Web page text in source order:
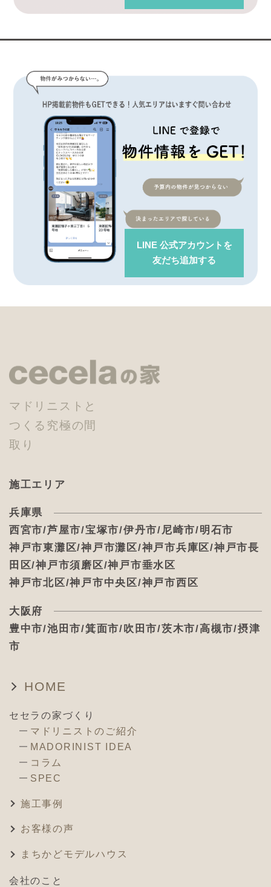
LINE 公式アカウント を
友だち追加する
マドリニストと
つくる究極の間
取り
施工エリア
兵庫県
西宮市/芦屋市/宝塚市/伊丹市/尼崎市/明石市
神戸市東灘区/神戸市灘区/神戸市兵庫区/神戸市長
田区/神戸市須磨区/神戸市垂水区
神戸市北区/神戸市中央区/神戸市西区
大阪府
豊中市/池田市/箕面市/吹田市/茨木市/高槻市/摂津
市
HOME
セセラの家づくり
マドリニストのご紹介
MADORINIST IDEA
コラム
SPEC
施工事例
お客様の声
まちかどモデルハウス
会社のこと